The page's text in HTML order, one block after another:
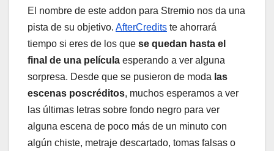
El nombre de este addon para Stremio nos da una
pista de su objetivo. AfterCredits te ahorrará
tiempo si eres de los que se quedan hasta el
final de una película esperando a ver alguna
sorpresa. Desde que se pusieron de moda las
escenas poscréditos, muchos esperamos a ver
las últimas letras sobre fondo negro para ver
alguna escena de poco más de un minuto con
algún chiste, metraje descartado, tomas falsas o